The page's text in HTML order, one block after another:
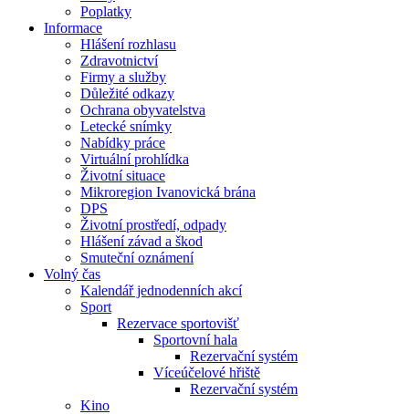
Poplatky
Informace
Hlášení rozhlasu
Zdravotnictví
Firmy a služby
Důležité odkazy
Ochrana obyvatelstva
Letecké snímky
Nabídky práce
Virtuální prohlídka
Životní situace
Mikroregion Ivanovická brána
DPS
Životní prostředí, odpady
Hlášení závad a škod
Smuteční oznámení
Volný čas
Kalendář jednodenních akcí
Sport
Rezervace sportovišť
Sportovní hala
Rezervační systém
Víceúčelové hřiště
Rezervační systém
Kino